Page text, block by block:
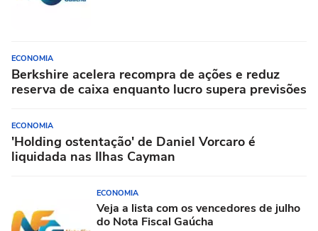
ECONOMIA
Berkshire acelera recompra de ações e reduz
reserva de caixa enquanto lucro supera previsões
ECONOMIA
'Holding ostentação' de Daniel Vorcaro é
liquidada nas Ilhas Cayman
ECONOMIA
Veja a lista com os vencedores de julho
do Nota Fiscal Gaúcha